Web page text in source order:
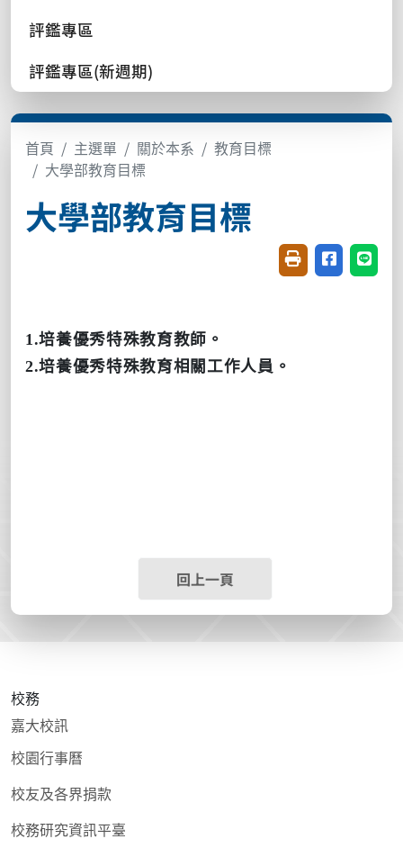
評鑑專區
評鑑專區(新週期)
首頁 主選單 關於本系
教育目標
大學部教育目標
大學部教育目標
友善列印(開新視
分享至臉書
分享
1.培養優秀特殊教育教師。
2.培養優秀特殊教育相關工作人員。
回上一頁
校務
嘉大校訊
校園行事曆
校友及各界捐款
校務研究資訊平臺